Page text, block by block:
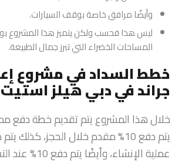
وأيضًا مرافق خاصة بوقف السيارات.
ليس هذا فحسب ولكن يتميز هذا المشروع
المساحات الخضراء التي تبرز جمال الطبيعة.
خطط السداد في مشروع
جراند في دبي هيلز استيت
خلال هذا المشروع يتم تقديم خطة دفع
عملية الإنشاء، وأيضًا يتم دفع 10% عند التسليم.